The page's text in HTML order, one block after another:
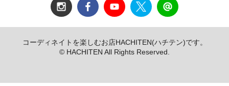
コーディネイトを楽しむお店HACHITEN(ハチテン)です。
© HACHITEN All Rights Reserved.